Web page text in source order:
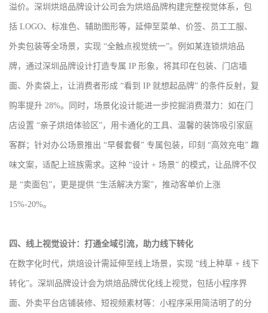
溢价。深圳烘焙品牌设计公司会为烘焙品牌构建完整视觉体系，包
括 LOGO、标准色、辅助图形等，延伸至菜单、价签、员工工服、
外卖包装等全场景，实现 “全触点视觉统一”。例如某连锁烘焙品
牌，通过深圳品牌设计打造专属 IP 形象，将其印在包装、门店墙
面、外卖袋上，让消费者形成 “看到 IP 就想起品牌” 的条件反射，复
购率提升 28%。同时，场景化设计能进一步挖掘消费潜力：如在门
店设置 “亲子烘焙体验区”，用卡通化的工具、温馨的装饰吸引家庭
客群；针对办公场景推出 “早餐套餐” 专属包装，印刻 “高效充电” 趣
味文案，适配上班族需求。这种 “设计 + 场景” 的模式，让品牌不仅
是 “卖面包”，更是提供 “生活解决方案”，推动客单价上涨
15%-20%。
四、线上视觉设计：打通全域引流，助力线下转化
在数字化时代，烘焙设计需延伸至线上场景，实现 “线上种草 + 线下
转化”。深圳品牌设计会为烘焙品牌优化线上视觉，包括小程序界
面、外卖平台店铺装修、短视频素材等：小程序采用简洁明了的分